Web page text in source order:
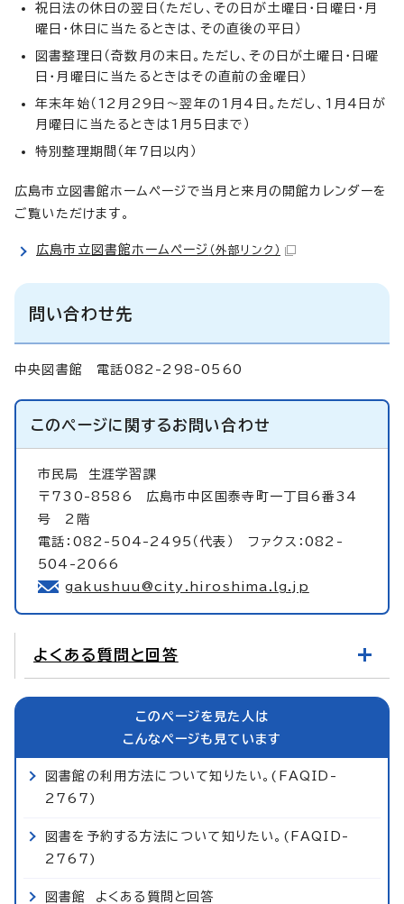
祝日法の休日の翌日（ただし、その日が土曜日・日曜日・月
曜日・休日に当たるときは、その直後の平日）
図書整理日（奇数月の末日。ただし、その日が土曜日・日曜
日・月曜日に当たるときはその直前の金曜日）
年末年始（12月29日～翌年の1月4日。ただし、1月4日が
月曜日に当たるときは1月5日まで）
特別整理期間（年7日以内）
広島市立図書館ホームページで当月と来月の開館カレンダーを
ご覧いただけます。
広島市立図書館ホームページ （外部リンク）
問い合わせ先
中央図書館 電話082-298-0560
このページに関するお問い合わせ
市民局 生涯学習課
〒730-8586 広島市中区国泰寺町一丁目6番34
号 2階
電話：082-504-2495（代表） ファクス：082-
504-2066
gakushuu@city.hiroshima.lg.jp
よくある質問と回答
このページを見た人は
こんなページも見ています
図書館の利用方法について知りたい。(FAQID-
2767)
図書を予約する方法について知りたい。(FAQID-
2767)
図書館 よくある質問と回答